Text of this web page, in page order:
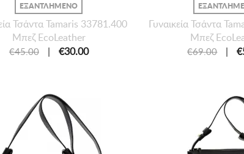
ΕΞΑΝΤΛΗΜΕΝΟ
Τσάντα Tamaris 33781.400
Μπεζ EcoLeather
€45.00 | €30.00
Γυναικεία Τσάντα
Μπεζ
€69.00 |